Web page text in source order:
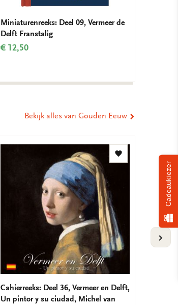
Miniaturenreeks: Deel 09, Vermeer de
Delft Franstalig
€ 12,50
Bekijk alles van Gouden Eeuw
Toevoegen
Cahierreeks: Deel 36, Vermeer en Delft,
Un pintor y su ciudad, Michel van
Cadeaukiezer